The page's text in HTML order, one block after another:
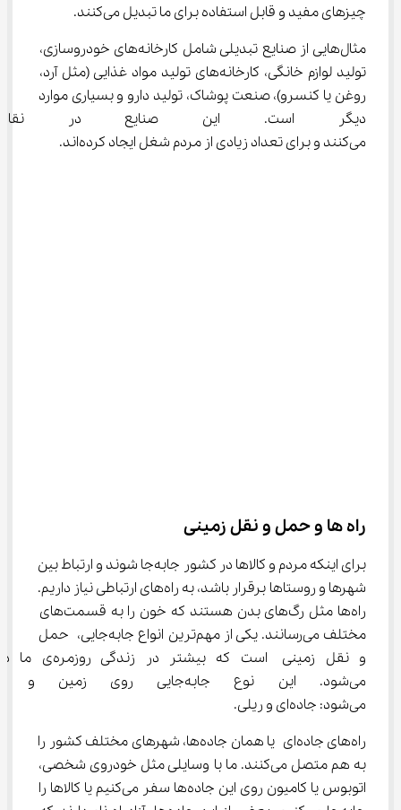
چیزهای مفید و قابل استفاده برای ما تبدیل می‌کنند.
مثال‌هایی از صنایع تبدیلی شامل کارخانه‌های خودروسازی،
تولید لوازم خانگی، کارخانه‌های تولید مواد غذایی (مثل آرد،
روغن یا کنسرو)، صنعت پوشاک، تولید دارو و بسیاری موارد
دیگر است. این صنایع در
می‌کنند و برای تعداد زیادی از مردم شغل ایجاد کرده‌اند.
راه‌ ها و حمل و نقل زمینی
برای اینکه مردم و کالاها در کشور جابه‌جا شوند و ارتباط بین
شهرها و روستاها برقرار باشد، به راه‌های ارتباطی نیاز داریم.
راه‌ها مثل رگ‌های بدن هستند که خون را به قسمت‌های
مختلف می‌رسانند. یکی از مهم‌ترین انواع جابه‌جایی، حمل
و نقل زمینی است که بیشتر در
می‌شود. این نوع جابه‌جایی
می‌شود: جاده‌ای و ریلی.
راه‌های جاده‌ای یا همان جاده‌ها، شهرهای مختلف کشور را
به هم متصل می‌کنند. ما با وسایلی مثل خودروی شخصی،
اتوبوس یا کامیون روی این جاده‌ها سفر می‌کنیم یا کالاها را